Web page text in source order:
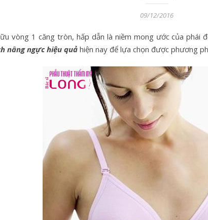
09/12/2016
vòng 1 căng tròn, hấp dẫn là niềm mong ước của phái
nâng ngực hiệu quả hiện nay để lựa chọn được phương